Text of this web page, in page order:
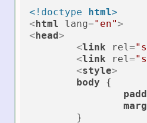
<!doctype html>
< html lang="en">
< head>
<link rel=
<link rel=
<style>
body {